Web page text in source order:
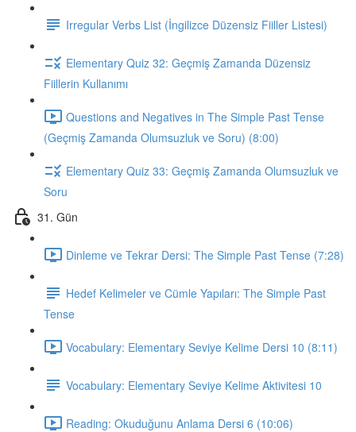
Irregular Verbs List (İngilizce Düzensiz Fiiller Listesi)
Elementary Quiz 32: Geçmiş Zamanda Düzensiz
Fiillerin Kullanımı
Questions and Negatives in The Simple Past Tense
(Geçmiş Zamanda Olumsuzluk ve Soru) (8:00)
Elementary Quiz 33: Geçmiş Zamanda Olumsuzluk ve
Soru
31. Gün
Dinleme ve Tekrar Dersi: The Simple Past Tense (7:28)
Hedef Kelimeler ve Cümle Yapıları: The Simple Past
Tense
Vocabulary: Elementary Seviye Kelime Dersi 10 (8:11)
Vocabulary: Elementary Seviye Kelime Aktivitesi 10
Reading: Okuduğunu Anlama Dersi 6 (10:06)